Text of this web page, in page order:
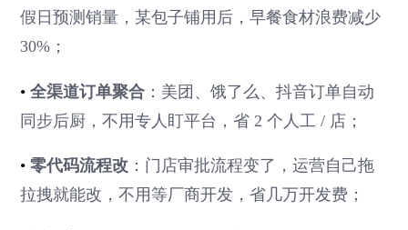
假日预测销量，某包子铺用后，早餐食材浪费减少
30%；
•全渠道订单聚合 ：美团、饿了么、抖音订单自动
同步后厨，不用专人盯平台，省 2 个人工 / 店；
•零代码流程改 ：门店审批流程变了，运营自己拖
拉拽就能改，不用等厂商开发，省几万开发费；